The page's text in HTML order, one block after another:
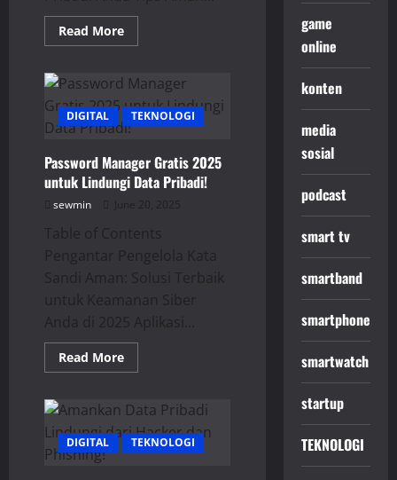
Read MoreRead
more
Jejak
Digital:
Lindungi
Privasi
Online
DIGITAL TEKNOLOGI
Password Manager Gratis 2025
untuk Lindungi Data Pribadi!
sewmin June 20, 2025
Table of Contents
Pengantar Pengelola Kata
Sandi Aman: Solusi Terbaik
untuk Keamanan Siber
Anda di 2025 Aplikasi...
Read MoreRead
more
Manager
Gratis
2025
untuk
Lindungi
DIGITAL TEKNOLOGI
game
online
konten
media
sosial
podcast
smart tv
smartband
smartphone
smartwatch
startup
TEKNOLOGI